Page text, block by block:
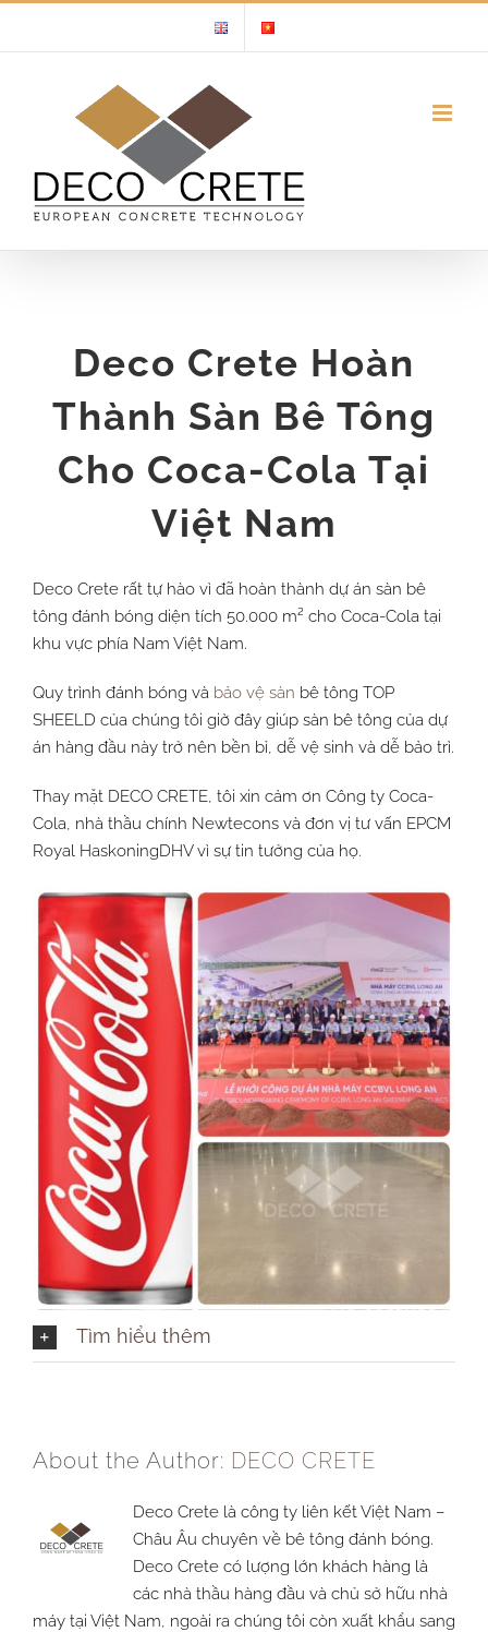
Deco Crete Hoàn
Thành Sàn Bê Tông
Cho Coca-Cola Tại
Việt Nam
Deco Crete rất tự hào vì đã hoàn thành dự án sàn bê
tông đánh bóng diện tích 50.000 m² cho Coca-Cola tại
khu vực phía Nam Việt Nam.
Quy trình đánh bóng và bảo vệ sàn bê tông TOP
SHEELD của chúng tôi giờ đây giúp sàn bê tông của dự
án hàng đầu này trở nên bền bỉ, dễ vệ sinh và dễ bảo trì.
Thay mặt DECO CRETE, tôi xin cảm ơn Công ty Coca-
Cola, nhà thầu chính Newtecons và đơn vị tư vấn EPCM
Royal HaskoningDHV vì sự tin tưởng của họ.
Tìm hiểu thêm
About the Author: DECO CRETE
Deco Crete là công ty liên kết Việt Nam –
Châu Âu chuyên về bê tông đánh bóng.
Deco Crete có lượng lớn khách hàng là
các nhà thầu hàng đầu và chủ sở hữu nhà
máy tại Việt Nam, ngoài ra chúng tôi còn xuất khẩu sang